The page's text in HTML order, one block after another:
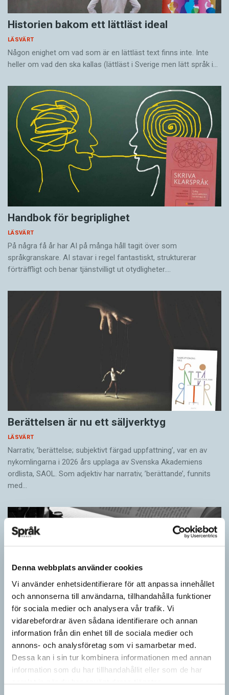
Denna webbplats använder cookies
Vi använder enhetsidentifierare för att anpassa innehållet
och annonserna till användarna, tillhandahålla funktioner
för sociala medier och analysera vår trafik. Vi
vidarebefordrar även sådana identifierare och annan
information från din enhet till de sociala medier och
annons- och analysföretag som vi samarbetar med.
Dessa kan i sin tur kombinera informationen med annan
information som du har tillhandahållit eller som de har
samlat in när du har använt deras tjänster.
Historien bakom ett lättläst ideal
LÄSVÄRT
Någon enighet om vad som är en lättläst text finns inte. Inte
heller om vad den ska kallas (lättläst i Sverige men lätt språk i…
Handbok för begriplighet
LÄSVÄRT
På några få år har AI på många håll tagit över som
språkgranskare. AI stavar i regel fantastiskt, strukturerar
förträffligt och benar tjänstvilligt ut otydligheter.…
Berättelsen är nu ett säljverktyg
LÄSVÄRT
Narrativ, ’berättelse; subjektivt färgad uppfattning’, var en av
nykomlingarna i 2026 års upplaga av Svenska Akademiens
ordlista, SAOL. Som adjektiv har narrativ, ’berättande’, funnits
med…
Egna tankar om andras skrivande
LÄSVÄRT
I boken Om skrivande slår psykoanalytikern Per Magnus